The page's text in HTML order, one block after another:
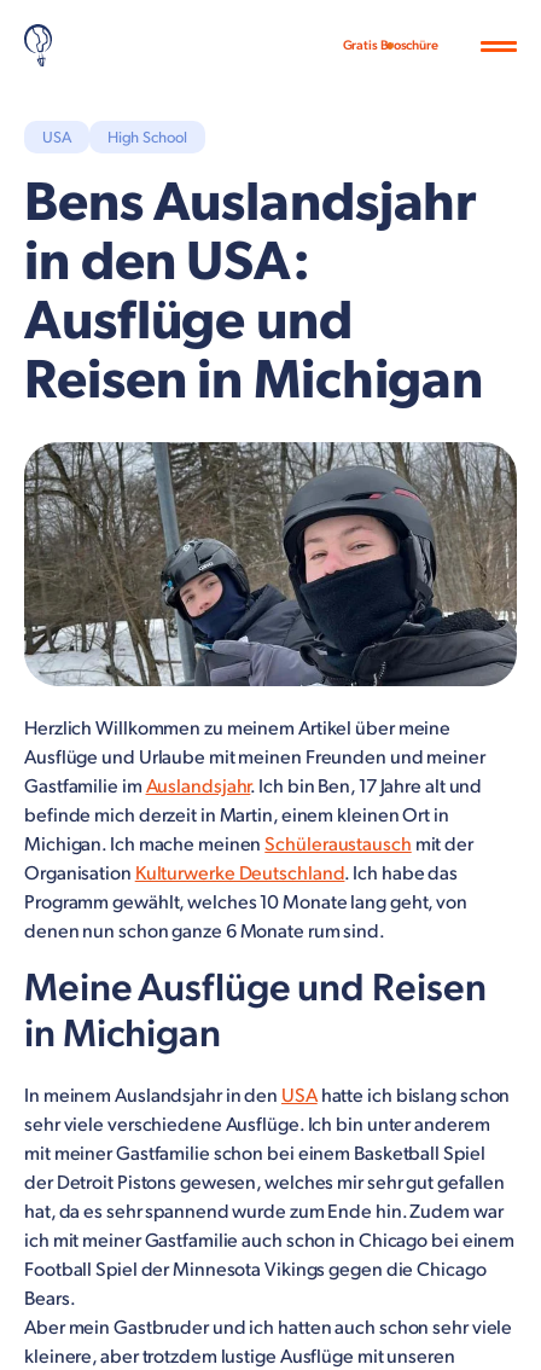
Gratis Broschüre
USA High School
Bens Auslandsjahr
in den USA:
Ausflüge und
Reisen in Michigan
Herzlich Willkommen zu meinem Artikel über meine
Ausflüge und Urlaube mit meinen Freunden und meiner
Gastfamilie im Auslandsjahr. Ich bin Ben, 17 Jahre alt und
befinde mich derzeit in Martin, einem kleinen Ort in
Michigan. Ich mache meinenSchüleraustausch mit der
Organisation Kulturwerke Deutschland. Ich habe das
Programm gewählt, welches 10 Monate lang geht, von
denen nun schon ganze 6 Monate rum sind.
Meine Ausflüge und Reisen
in Michigan
In meinem Auslandsjahr in den USAhatte ich bislang schon
sehr viele verschiedene Ausflüge. Ich bin unter anderem
mit meiner Gastfamilie schon bei einem Basketball Spiel
der Detroit Pistons gewesen, welches mir sehr gut gefallen
hat, da es sehr spannend wurde zum Ende hin. Zudem war
ich mit meiner Gastfamilie auch schon in Chicago bei einem
Football Spiel der Minnesota Vikings gegen die Chicago
Bears.
Aber mein Gastbruder und ich hatten auch schon sehr viele
kleinere, aber trotzdem lustige Ausflüge mit unseren